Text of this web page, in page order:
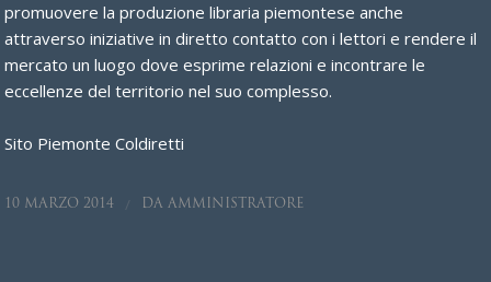
promuovere la produzione libraria piemontese anche
attraverso iniziative in diretto contatto con i lettori e rendere il
mercato un luogo dove esprime relazioni e incontrare le
eccellenze del territorio nel suo complesso.
Sito Piemonte Coldiretti
10 MARZO 2014 / DAAMMINISTRATORE